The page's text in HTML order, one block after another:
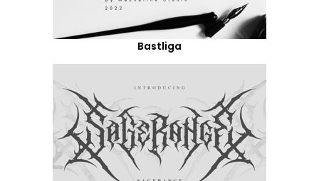
Bastliga